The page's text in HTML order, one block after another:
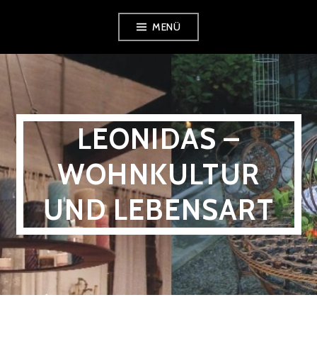
MENÜ
LEONIDAS –
WOHNKULTUR
UND LEBENSART